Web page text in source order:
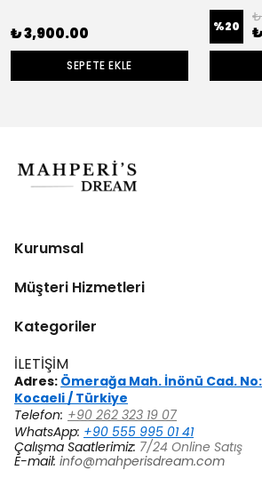
₺ 3,900.00
SEPETE EKLE
%20
₺
Kurumsal
Müşteri Hizmetleri
Kategoriler
İLETİŞİM
Adres: Ömerağa Mah. İnönü Cad.
Kocaeli / Türkiye
Telefon: +90 262 323 19 07
WhatsApp: +90 555 995 01 41
Çalışma Saatlerimiz: 7/24 Online Satış
E-mail: info@mahperisdream.com